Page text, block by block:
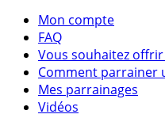
Mon compte
FAQ
Vous souhaitez
Comment parrainer
Mes parrainages
Vidéos